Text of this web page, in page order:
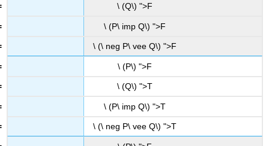
\ (Q\) ">F
\ (P\ imp Q\) ">F
\ (\ neg P\ vee Q\) ">F
\ (P\) ">F
\ (Q\) ">T
\ (P\ imp Q\) ">T
\ (\ neg P\ vee Q\) ">T